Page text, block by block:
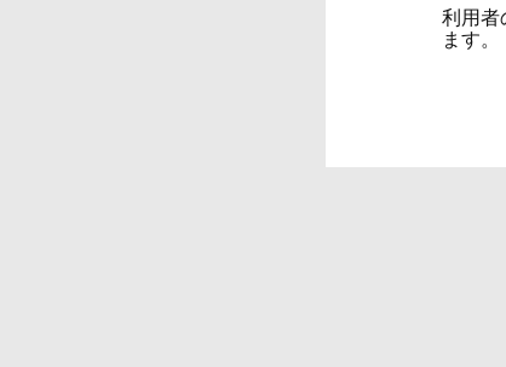
利用者
ます。